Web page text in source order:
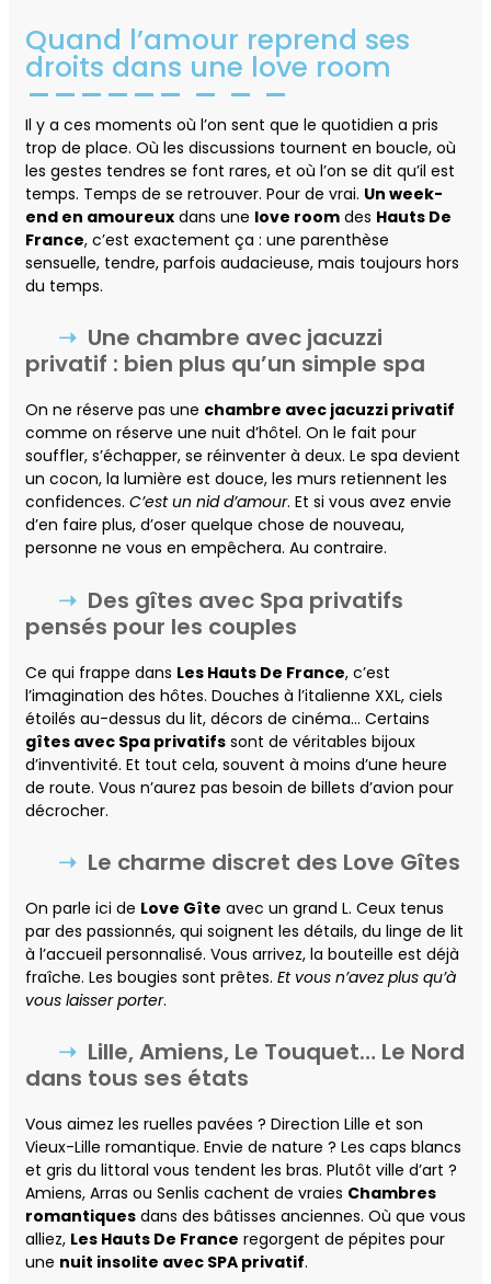
Quand l’amour reprend ses
droits dans une love room
Il y a ces moments où l’on sent que le quotidien a pris
trop de place. Où les discussions tournent en boucle, où
les gestes tendres se font rares, et où l’on se dit qu’il est
temps. Temps de se retrouver. Pour de vrai. Un week-
end en amoureux dans une love room des Hauts De
France, c’est exactement ça : une parenthèse
sensuelle, tendre, parfois audacieuse, mais toujours hors
du temps.
Une chambre avec jacuzzi
privatif : bien plus qu’un simple spa
On ne réserve pas une chambre avec jacuzzi privatif
comme on réserve une nuit d’hôtel. On le fait pour
souffler, s’échapper, se réinventer à deux. Le spa devient
un cocon, la lumière est douce, les murs retiennent les
confidences. C’est un nid d’amour. Et si vous avez envie
d’en faire plus, d’oser quelque chose de nouveau,
personne ne vous en empêchera. Au contraire.
Des gîtes avec Spa privatifs
pensés pour les couples
Ce qui frappe dans Les Hauts De France, c’est
l’imagination des hôtes. Douches à l’italienne XXL, ciels
étoilés au-dessus du lit, décors de cinéma… Certains
gîtes avec Spa privatifs sont de véritables bijoux
d’inventivité. Et tout cela, souvent à moins d’une heure
de route. Vous n’aurez pas besoin de billets d’avion pour
décrocher.
Le charme discret des Love Gîtes
On parle ici de Love Gîte avec un grand L. Ceux tenus
par des passionnés, qui soignent les détails, du linge de lit
à l’accueil personnalisé. Vous arrivez, la bouteille est déjà
fraîche. Les bougies sont prêtes. Et vous n’avez plus qu’à
vous laisser porter.
Lille, Amiens, Le Touquet… Le Nord
dans tous ses états
Vous aimez les ruelles pavées ? Direction Lille et son
Vieux-Lille romantique. Envie de nature ? Les caps blancs
et gris du littoral vous tendent les bras. Plutôt ville d’art ?
Amiens, Arras ou Senlis cachent de vraies Chambres
romantiques dans des bâtisses anciennes. Où que vous
alliez, Les Hauts De France regorgent de pépites pour
une nuit insolite avec SPA privatif.